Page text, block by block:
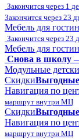
Закончится через 1
Закончится через 23
Мебель для
Закончится через 23
Мебель для
Снова в школу
Модульные
Скидки
Навигация по
маршрут внутри МЦ
Скидки
Навигация по
маршрут внутри МЦ